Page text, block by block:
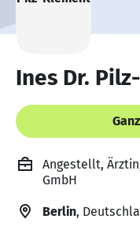
Ines Dr.
Angestellt,
GmbH
Berlin,